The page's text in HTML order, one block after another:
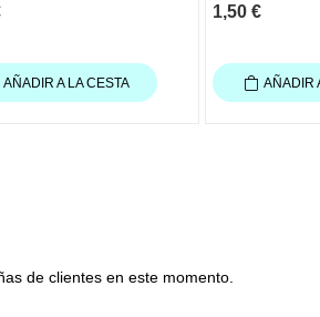
AÑADIR A LA CESTA
1,50 €
AÑADIR
de clientes en este momento.